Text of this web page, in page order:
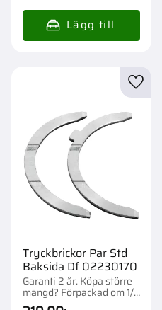
Tryckbrickor Par Std
Baksida Df 02230170
Garanti 2 år. Köpa större
mängd? Förpackad om 1/1
st.